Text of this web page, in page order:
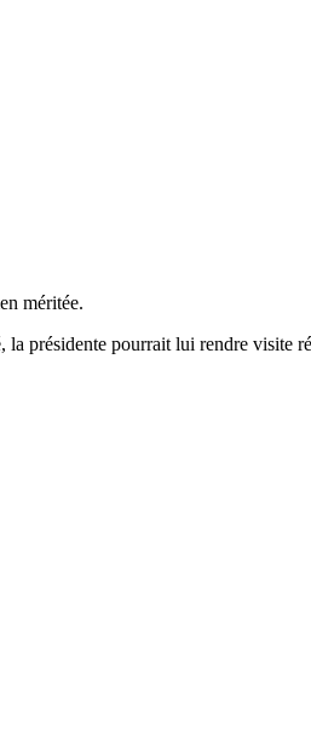
méritée.
présidente pourrait lui rendre visite